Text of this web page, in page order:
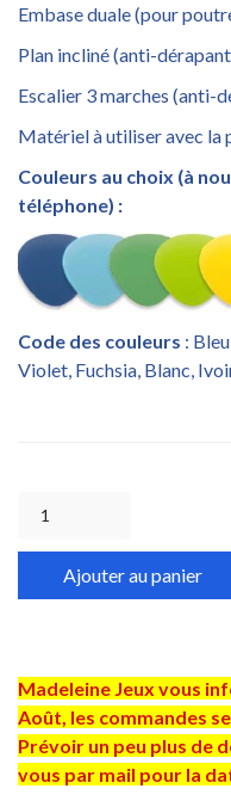
Embase duale (pour
Plan incliné (anti-
Escalier 3 marches (anti-
Matériel à utiliser avec la
Couleurs au choix (à
téléphone) :
Code des couleurs :
Violet, Fuchsia, Blanc,
Ajouter au panier
Madeleine Jeux vous
Août, les commandes
Prévoir un peu plus de
vous par mail pour la